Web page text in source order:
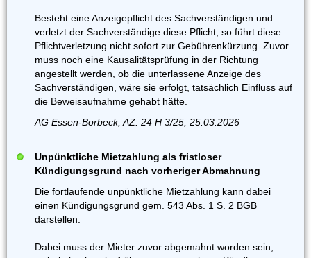
Besteht eine Anzeigepflicht des Sachverständigen und
verletzt der Sachverständige diese Pflicht, so führt diese
Pflichtverletzung nicht sofort zur Gebührenkürzung. Zuvor
muss noch eine Kausalitätsprüfung in der Richtung
angestellt werden, ob die unterlassene Anzeige des
Sachverständigen, wäre sie erfolgt, tatsächlich Einfluss auf
die Beweisaufnahme gehabt hätte.
AG Essen-Borbeck, AZ: 24 H 3/25, 25.03.2026
Unpünktliche Mietzahlung als fristloser
Kündigungsgrund nach vorheriger Abmahnung
Die fortlaufende unpünktliche Mietzahlung kann dabei
einen Kündigungsgrund gem. 543 Abs. 1 S. 2 BGB
darstellen.
Dabei muss der Mieter zuvor abgemahnt worden sein,